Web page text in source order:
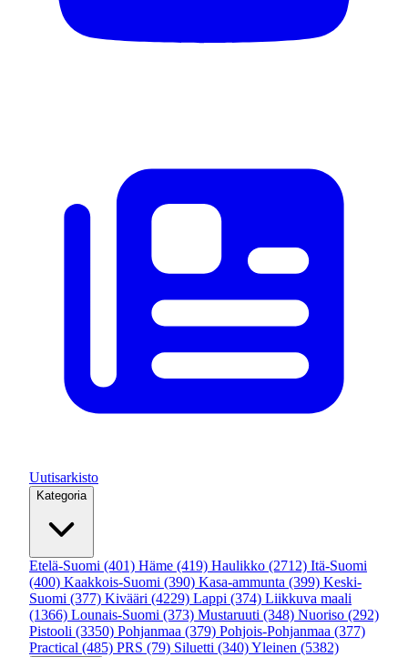
Uutisarkisto
Kategoria
Etelä-Suomi (401) Häme (419) Haulikko (2712) Itä-Suomi
(400) Kaakkois-Suomi (390) Kasa-ammunta (399) Keski-
Suomi (377) Kivääri (4229) Lappi (374) Liikkuva maali
(1366) Lounais-Suomi (373) Mustaruuti (348) Nuoriso (292)
Pistooli (3350) Pohjanmaa (379) Pohjois-Pohjanmaa (377)
Practical (485) PRS (79) Siluetti (340)Yleinen (5382)